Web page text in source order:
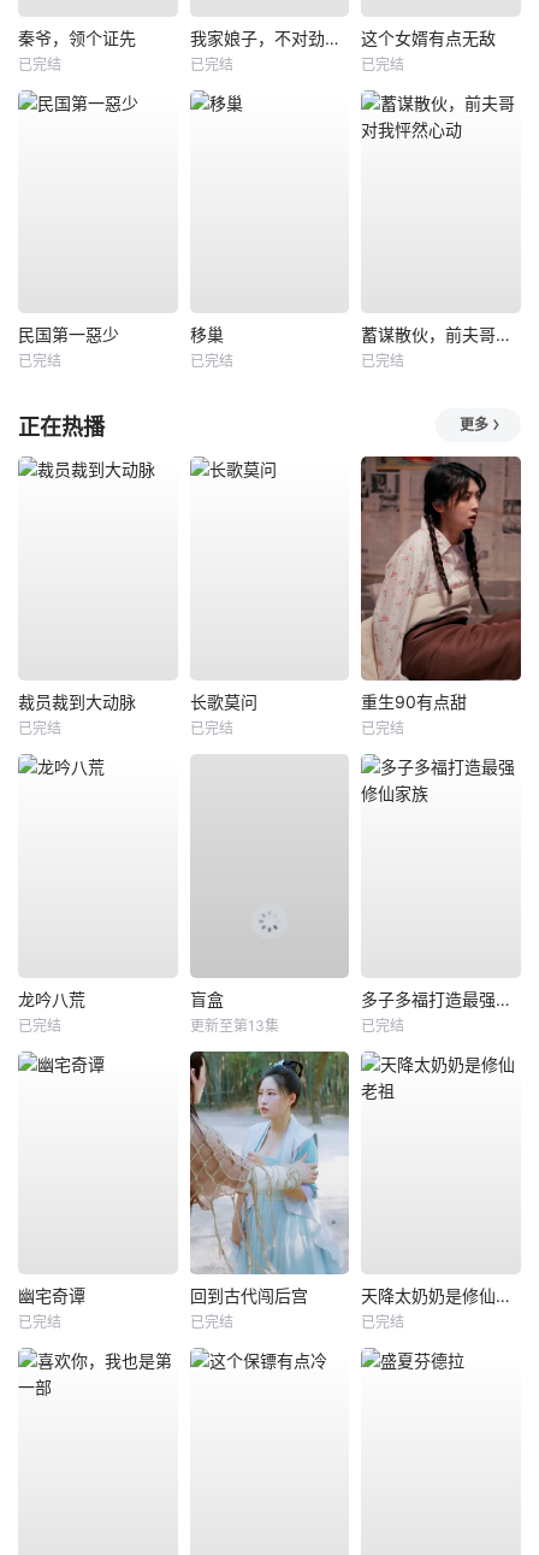
秦爷，领个证先
已完结
我家娘子，不对劲第四季
已完结
这个女婿有点无敌
已完结
民国第一惡少
已完结
移巢
已完结
蓄谋散伙，前夫哥对我怦然心动
已完结
正在热播 更多
裁员裁到大动脉
已完结
长歌莫问
已完结
重生90有点甜
已完结
龙吟八荒
已完结
盲盒
更新至第13集
多子多福打造最强修仙家族
已完结
幽宅奇谭
已完结
回到古代闯后宫
已完结
天降太奶奶是修仙老祖
已完结